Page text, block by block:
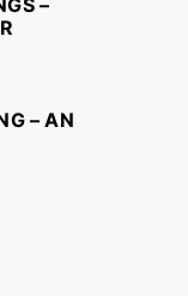
–
– AN